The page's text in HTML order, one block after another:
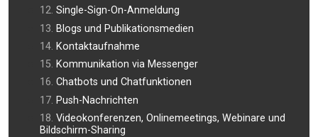
Single-Sign-On-Anmeldung
Blogs und Publikationsmedien
Kontaktaufnahme
Kommunikation via Messenger
Chatbots und Chatfunktionen
Push-Nachrichten
Videokonferenzen, Onlinemeetings, Webinare und
Bildschirm-Sharing